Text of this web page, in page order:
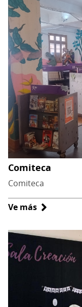
Juvenil
Comiteca
Comiteca
Ve más sobre